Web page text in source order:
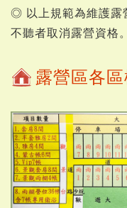
◎ 以上規範為維護露
不聽者取消露營資格。
露營區各